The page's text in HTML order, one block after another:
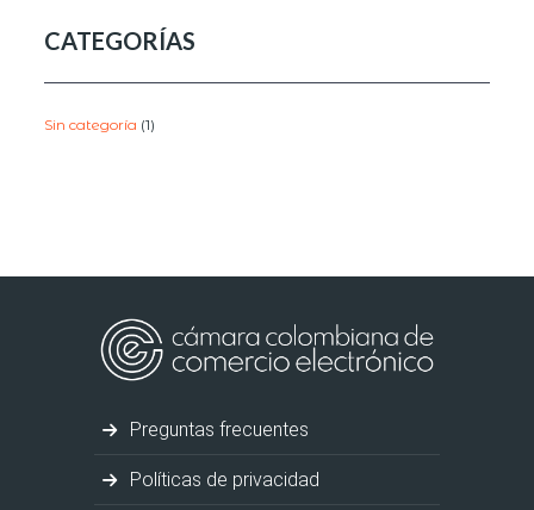
CATEGORÍAS
Sin categoría (1)
Preguntas frecuentes
Políticas de privacidad